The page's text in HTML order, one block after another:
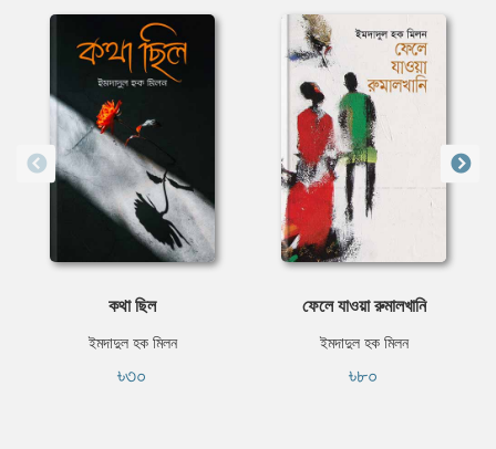
কথা ছিল
ইমদাদুল হক মিলন
৳৩০
ফেলে যাওয়া রুমালখানি
ইমদাদুল হক মিলন
৳৮০